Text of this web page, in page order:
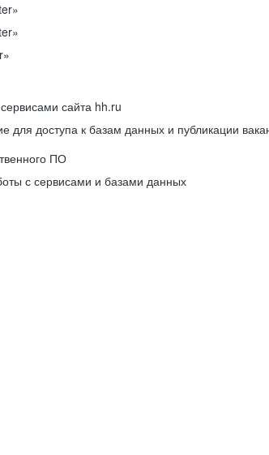
сайта hh.ru
доступа к базам данных и публикации
ПО
с сервисами и базами данных